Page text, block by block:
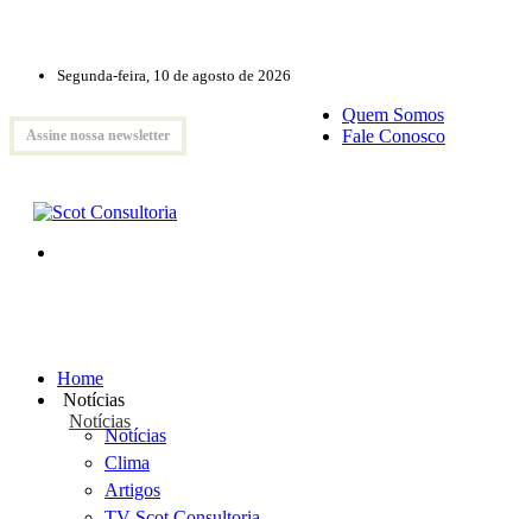
Segunda-feira, 10 de agosto de 2026
Assine nossa newsletter
Quem Somos
Fale Conosco
Home
Notícias
Notícias
Notícias
Clima
Artigos